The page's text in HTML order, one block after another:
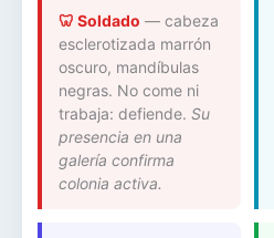
🦷 Soldado — cabeza
esclerotizada marrón
oscuro, mandíbulas
negras. No come ni
trabaja: defiende. Su
presencia en una
galería confirma
colonia activa.